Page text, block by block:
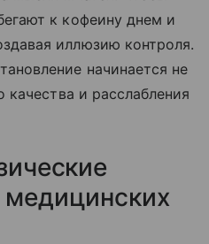
к кофеину днем и
иллюзию контроля.
начинается не
качества и расслабления